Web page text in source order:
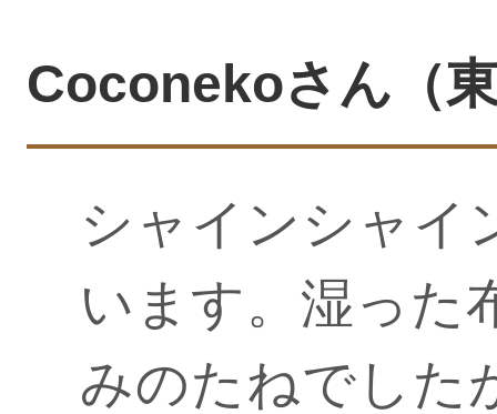
Coconekoさん（
シャインシャイ
います。湿った
みのたねでした